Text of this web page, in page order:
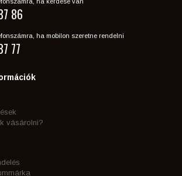
86
ha mobilon szeretne rendelni
77
vásárolni?